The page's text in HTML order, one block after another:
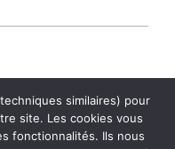
similaires) pour
site. Les cookies vous
fonctionnalités. Ils nous